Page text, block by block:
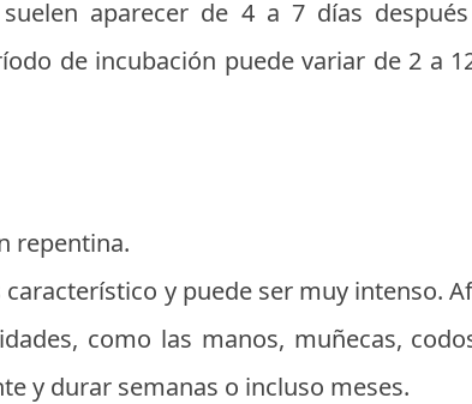
aparecer de 4 a 7 días
de incubación puede variar de 2 a
repentina.
característico y puede ser muy intenso.
como las manos, muñecas,
y durar semanas o incluso meses.